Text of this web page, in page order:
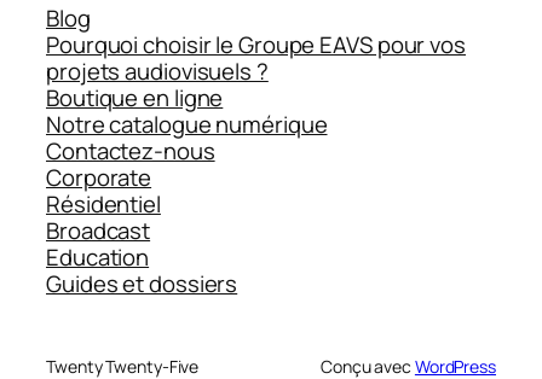
Blog
Pourquoi choisir le Groupe EAVS pour vos
projets audiovisuels ?
Boutique en ligne
Notre catalogue numérique
Contactez-nous
Corporate
Résidentiel
Broadcast
Education
Guides et dossiers
Twenty Twenty-Five Conçu avec WordPress